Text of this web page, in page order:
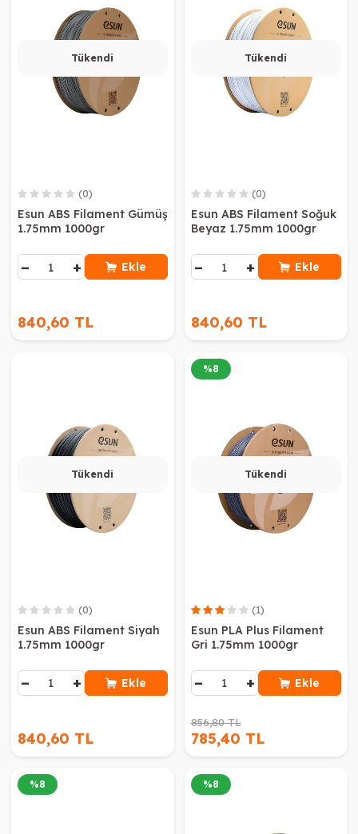
Tükendi
(0)
Esun ABS Filament Gümüş
1.75mm 1000gr
− + Ekle
840,60 TL
Tükendi
(0)
Esun ABS Filament Soğuk
Beyaz 1.75mm 1000gr
− + Ekle
840,60 TL
Tükendi
(0)
Esun ABS Filament Siyah
1.75mm 1000gr
− + Ekle
840,60 TL
Tükendi
%8
(1)
Esun PLA Plus Filament
Gri 1.75mm 1000gr
− + Ekle
856,80 TL
785,40 TL
%8 %8